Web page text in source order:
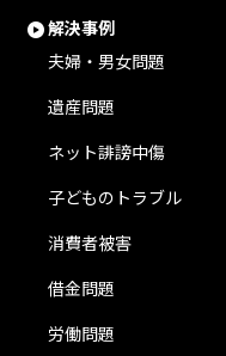
解決事例
夫婦・男女問題
遺産問題
ネット誹謗中傷
子どものトラブル
消費者被害
借金問題
労働問題